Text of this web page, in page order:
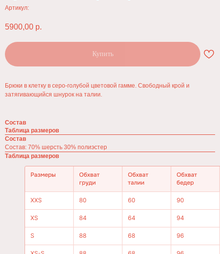
Артикул:
5900,00 р.
Купить
Брюки в клетку в серо-голубой цветовой гамме. Свободный крой и
затягивающийся шнурок на талии.
Состав
Таблица размеров
Состав
Состав: 70% шерсть 30% полиэстер
Таблица размеров